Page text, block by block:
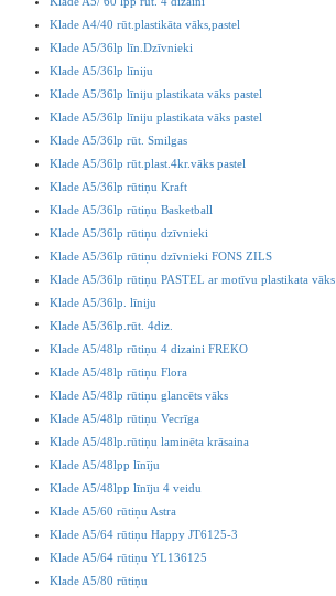
Klade A4/40 rūt.plastikāta vāks,pastel
Klade A5/36lp līn.Dzīvnieki
Klade A5/36lp līniju
Klade A5/36lp līniju plastikata vāks pastel
Klade A5/36lp līniju plastikata vāks pastel
Klade A5/36lp rūt. Smilgas
Klade A5/36lp rūt.plast.4kr.vāks pastel
Klade A5/36lp rūtiņu Kraft
Klade A5/36lp rūtiņu Basketball
Klade A5/36lp rūtiņu dzīvnieki
Klade A5/36lp rūtiņu dzīvnieki FONS ZILS
Klade A5/36lp rūtiņu PASTEL ar motīvu plastikata vāks
Klade A5/36lp. līniju
Klade A5/36lp.rūt. 4diz.
Klade A5/48lp rūtiņu 4 dizaini FREKO
Klade A5/48lp rūtiņu Flora
Klade A5/48lp rūtiņu glancēts vāks
Klade A5/48lp rūtiņu Vecrīga
Klade A5/48lp.rūtiņu laminēta krāsaina
Klade A5/48lpp līnīju
Klade A5/48lpp līnīju 4 veidu
Klade A5/60 rūtiņu Astra
Klade A5/64 rūtiņu Happy JT6125-3
Klade A5/64 rūtiņu YL136125
Klade A5/80 rūtiņu